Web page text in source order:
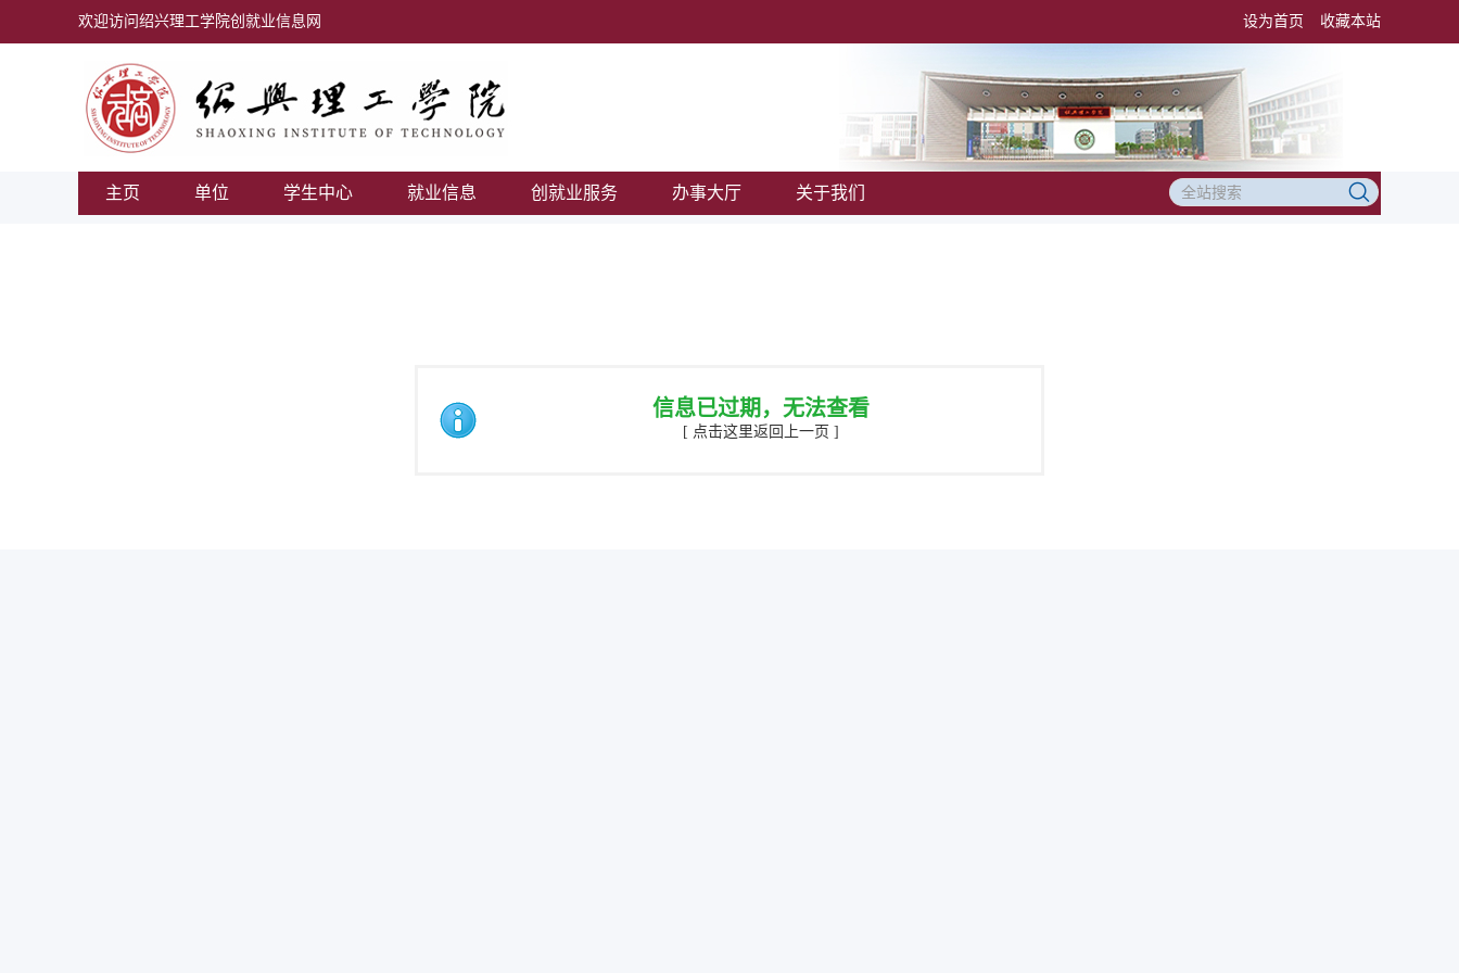
欢迎访问绍兴理工学院创就业信息网 设为首页 收藏本站
主页 单位 学生中心 就业信息 创就业服务 办事大厅 关于我们
信息已过期，无法查看
[ 点击这里返回上一页 ]